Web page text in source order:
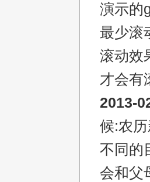
演示的
最少滚
滚动效
才会有
2013-
候:农
不同的
会和父